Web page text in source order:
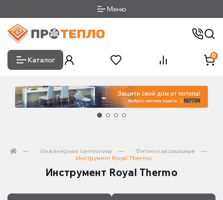
Меню
Каталог
0
Инженерная сантехника
Фитинги аксиальные
Инструмент Royal Thermo
Инструмент Royal Thermo